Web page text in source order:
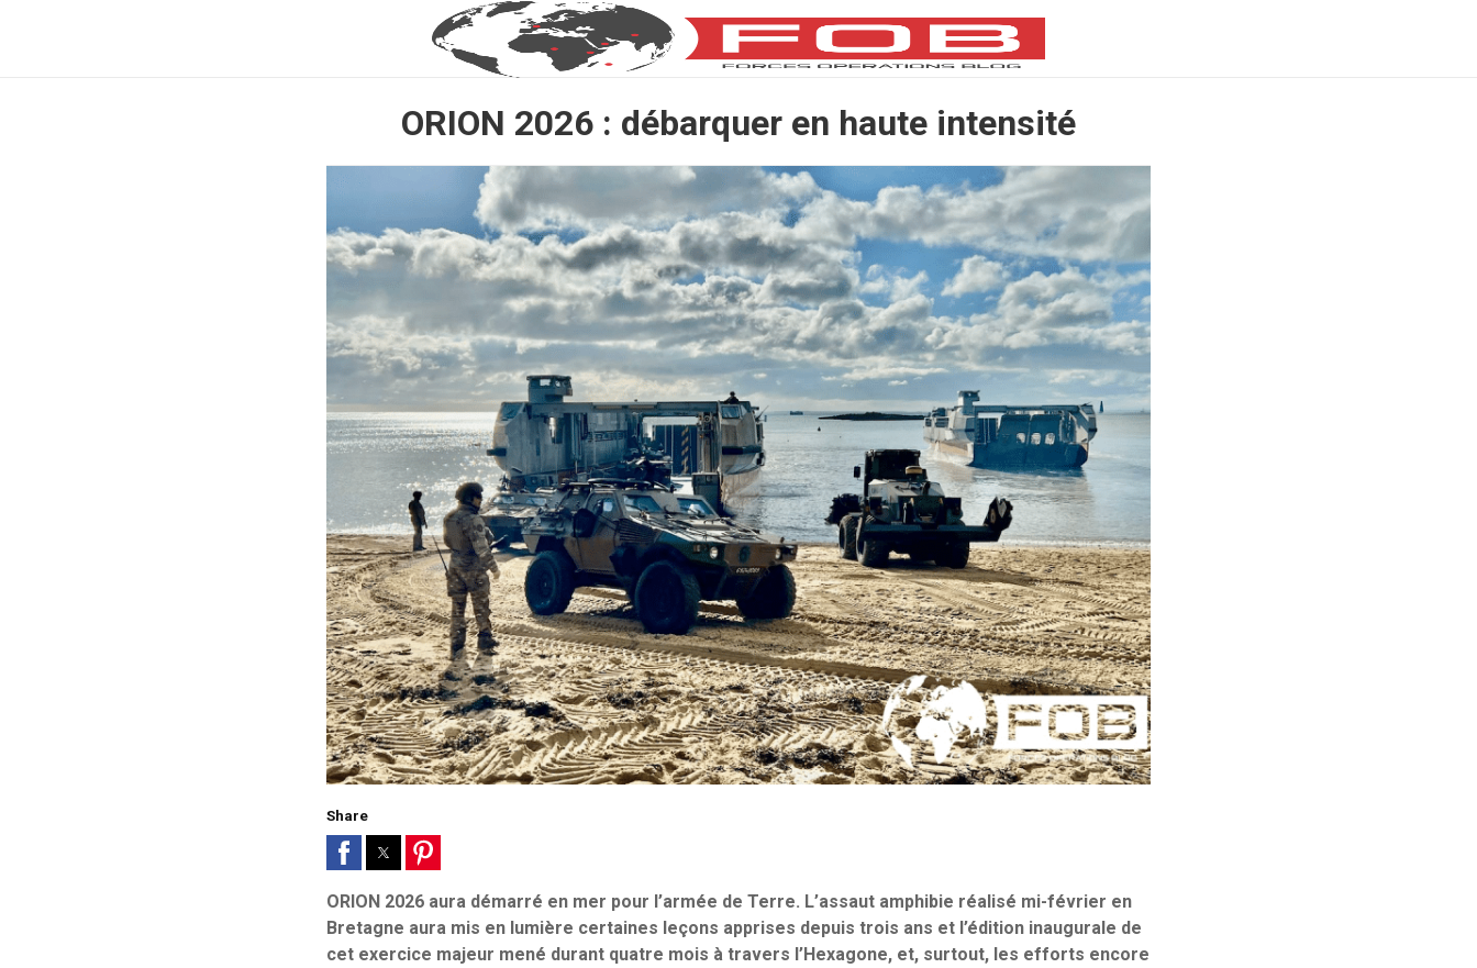
ORION 2026 : débarquer en haute intensité
Share
ORION 2026 aura démarré en mer pour l’armée de Terre. L’assaut amphibie réalisé mi-février en
Bretagne aura mis en lumière certaines leçons apprises depuis trois ans et l’édition inaugurale de
cet exercice majeur mené durant quatre mois à travers l’Hexagone, et, surtout, les efforts encore